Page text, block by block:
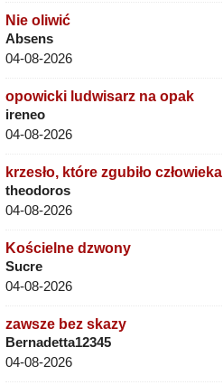
Nie oliwić
Absens
04-08-2026
opowicki ludwisarz na opak
ireneo
04-08-2026
krzesło, które zgubiło człowieka
theodoros
04-08-2026
Kościelne dzwony
Sucre
04-08-2026
zawsze bez skazy
Bernadetta12345
04-08-2026